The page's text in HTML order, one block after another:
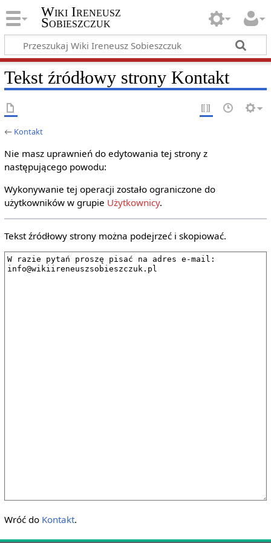
Wiki Ireneusz
Sobieszczuk
Tekst źródłowy strony Kontakt
← Kontakt
Nie masz uprawnień do edytowania tej strony z
następującego powodu:
Wykonywanie tej operacji zostało ograniczone do
użytkowników w grupie Użytkownicy.
Tekst źródłowy strony można podejrzeć i skopiować.
Wróć do Kontakt.